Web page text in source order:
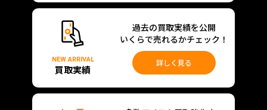
NEW ARRIVAL
買取実績
過去の買取実績を公開
いくらで売れるかチェック！
詳しく見る